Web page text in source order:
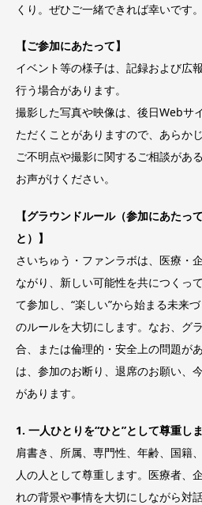
くり。ぜひご一緒できれば幸いです。
【ご参加にあたって】
イベント等の様子は、記録および広
行う場合があります。
撮影した写真や映像は、後日Webサ
ただくことがありますので、あらか
ご不明点や撮影に関するご相談があ
お声がけください。
【グラウンドルール（参加にあたっ
と）】
さいちゅう・ファンラボは、医療・
ながり、新しい可能性を共につくっ
て参加し、“楽しい”から始まる未来
のルールを大切にします。なお、グ
合、または倫理的・安全上の問題が
は、参加のお断り、退席のお願い、
があります。
1. 一人ひとりを“ひと”として尊重し
肩書き、所属、専門性、年齢、国籍
人の人として尊重します。医療者、
れの背景や事情を大切にしながら対話